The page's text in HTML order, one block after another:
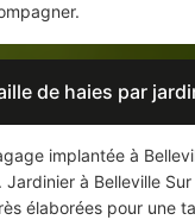
de haies par
implantée à
à Belleville
élaborées pour une